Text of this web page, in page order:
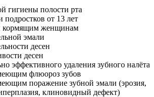
гигиены полости рта
подростков от 13 лет
кормящим женщинам
эмали
десен
десен
эффективного удаления зубного налёта
флюороз зубов
поражение зубной эмали (эрозия,
клиновидный дефект)